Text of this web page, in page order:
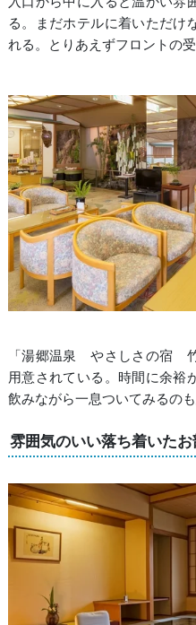
る。まだホテルに着いただけ
れる。とりあえずフロントの
「湯郷温泉 やさしさの宿
用意されている。時間に余裕
飲みながら一息ついてみるのも
雰囲気のいい落ち着いたお